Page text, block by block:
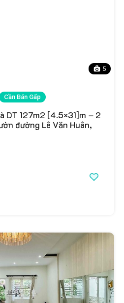
5
Cần Bán Gấp
DT 127m2 [4.5×31]m – 2
đường Lê Văn Huân,